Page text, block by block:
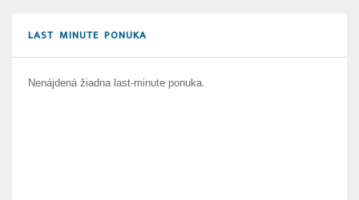
LAST MINUTE PONUKA
Nenájdená žiadna last-minute ponuka.